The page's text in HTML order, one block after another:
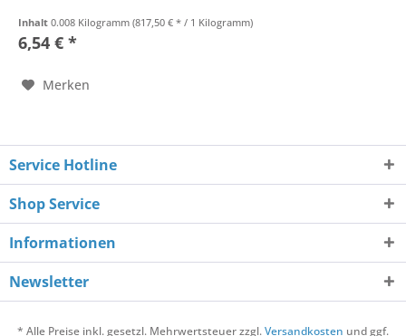
Inhalt0.008 Kilogramm(817,50 € * / 1 Kilogramm)
6,54 € *
Merken
Service Hotline
Shop Service
Informationen
Newsletter
* Alle Preise inkl. gesetzl. Mehrwertsteuer zzgl.Versandkosten und ggf.